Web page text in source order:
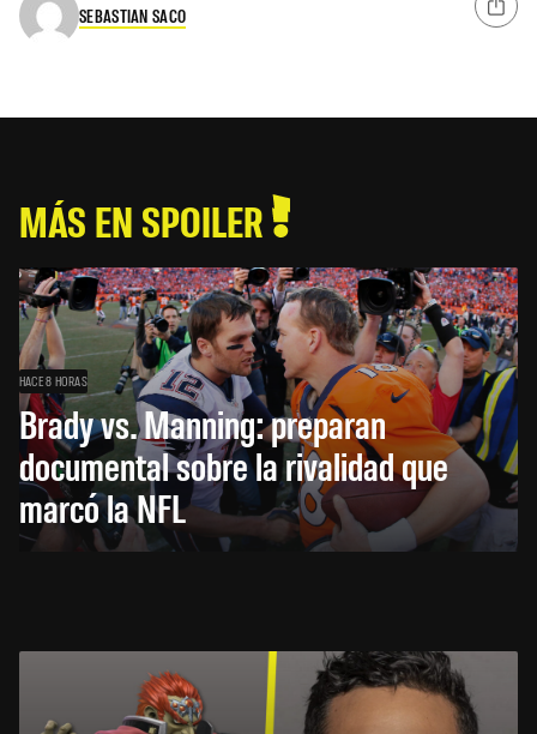
SEBASTIAN SACO
MÁS EN SPOILER
HACE 8 HORAS
Brady vs. Manning: preparan
documental sobre la rivalidad que
marcó la NFL